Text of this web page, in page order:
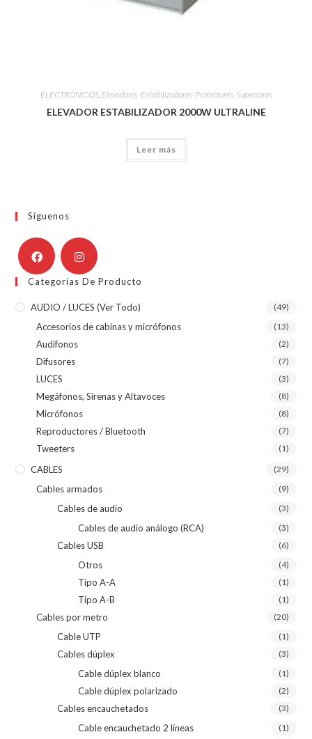
ELECTRÓNICOS, Elevadores-Estabilizadores-Protectores-Supresores
ELEVADOR ESTABILIZADOR 2000W ULTRALINE
Leer más
Síguenos
Categorías De Producto
AUDIO / LUCES (ver Todo) (49)
Accesorios de cabinas y micrófonos (13)
Audífonos (2)
Difusores (7)
LUCES (3)
Megáfonos, Sirenas y Altavoces (8)
Micrófonos (8)
Reproductores / Bluetooth (7)
Tweeters (1)
CABLES (29)
Cables armados (9)
Cables de audio (3)
Cables de audio análogo (RCA) (3)
Cables USB (6)
Otros (4)
Tipo A-A (1)
Tipo A-B (1)
Cables por metro (20)
Cable UTP (1)
Cables dúplex (3)
Cable dúplex blanco (1)
Cable dúplex polarizado (2)
Cables encauchetados (3)
Cable encauchetado 2 líneas (1)